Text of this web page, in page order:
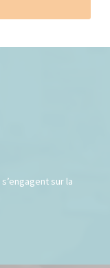
sur la